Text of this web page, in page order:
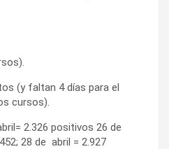
(y faltan 4 días para el
cursos).
2.326 positivos 26 de
28 de abril = 2.927